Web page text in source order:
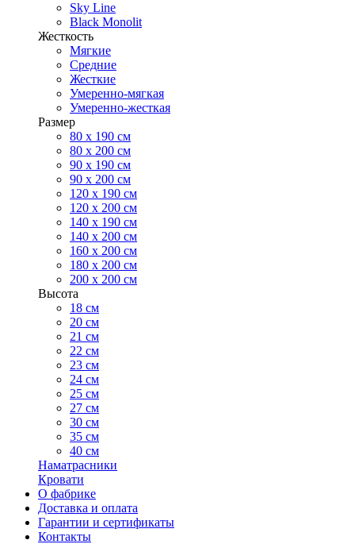
Sky Line
Black Monolit
Жесткость
Мягкие
Средние
Жесткие
Умеренно-мягкая
Умеренно-жесткая
Размер
80 х 190 см
80 х 200 см
90 х 190 см
90 х 200 см
120 х 190 см
120 х 200 см
140 х 190 см
140 х 200 см
160 х 200 см
180 х 200 см
200 х 200 см
Высота
18 см
20 см
21 см
22 см
23 см
24 см
25 см
27 см
30 см
35 см
40 см
Наматрасники
Кровати
О фабрике
Доставка и оплата
Гарантии и сертификаты
Контакты